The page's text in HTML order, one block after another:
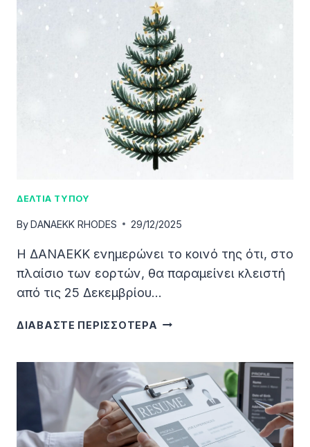
ΔΑΝΑΕΚΚ
ΣΤΟ
2Ο
ΔΗΜΟΤΙΚΌ
ΣΧΟΛΕΊΟ
ΑΦΆΝΤΟΥ
ΔΕΛΤΙΑ ΤΥΠΟΥ
ByDANAEKK RHODES 29/12/2025
Η ΔΑΝΑΕΚΚ ενημερώνει το κοινό της ότι, στο
πλαίσιο των εορτών, θα παραμείνει κλειστή
από τις 25 Δεκεμβρίου…
ΔΙΑΒΑΣΤΕ ΠΕΡΙΣΣΟΤΕΡΑ